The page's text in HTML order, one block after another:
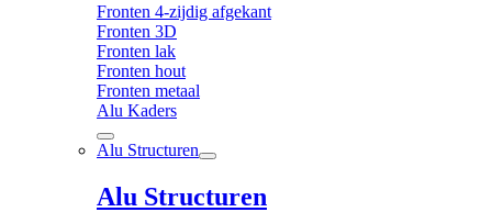
Fronten 4-zijdig afgekant
Fronten 3D
Fronten lak
Fronten hout
Fronten metaal
Alu Kaders
Alu Structuren
Alu Structuren